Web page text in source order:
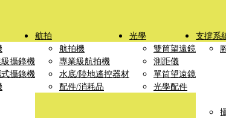
攝錄機
攝錄機
航拍
航拍機
專業級航拍機
水底/陸地遙控器材
配件/消耗品
光學
雙筒望遠鏡
測距儀
單筒望遠鏡
光學配件
支撐系